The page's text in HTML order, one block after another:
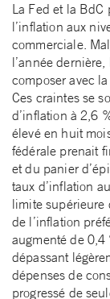
La Fed et la BdC
l’inflation aux
commerciale.
l’année
composer avec
Ces craintes se
d’inflation à 2,6
élevé en huit
fédérale prenait
et du panier
taux d’inflation
limite supérieure
de l’inflation
augmenté de 0,4
dépassant
dépenses de
progressé de